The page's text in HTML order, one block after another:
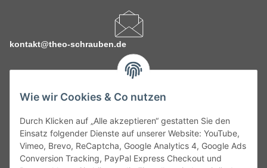
Wie wir Cookies & Co nutzen
Durch Klicken auf „Alle akzeptieren“ gestatten Sie den
Einsatz folgender Dienste auf unserer Website: YouTube,
Vimeo, Brevo, ReCaptcha, Google Analytics 4, Google Ads
Conversion Tracking, PayPal Express Checkout und
kontakt@theo-schrauben.de
Service
Gesetzliche Informationen